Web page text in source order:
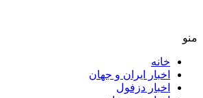
منو
خانه
اخبار ایران و جهان
اخبار دزفول